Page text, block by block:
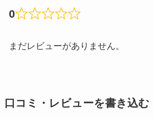
0
まだレビューがありません。
口コミ・レビューを書き込む